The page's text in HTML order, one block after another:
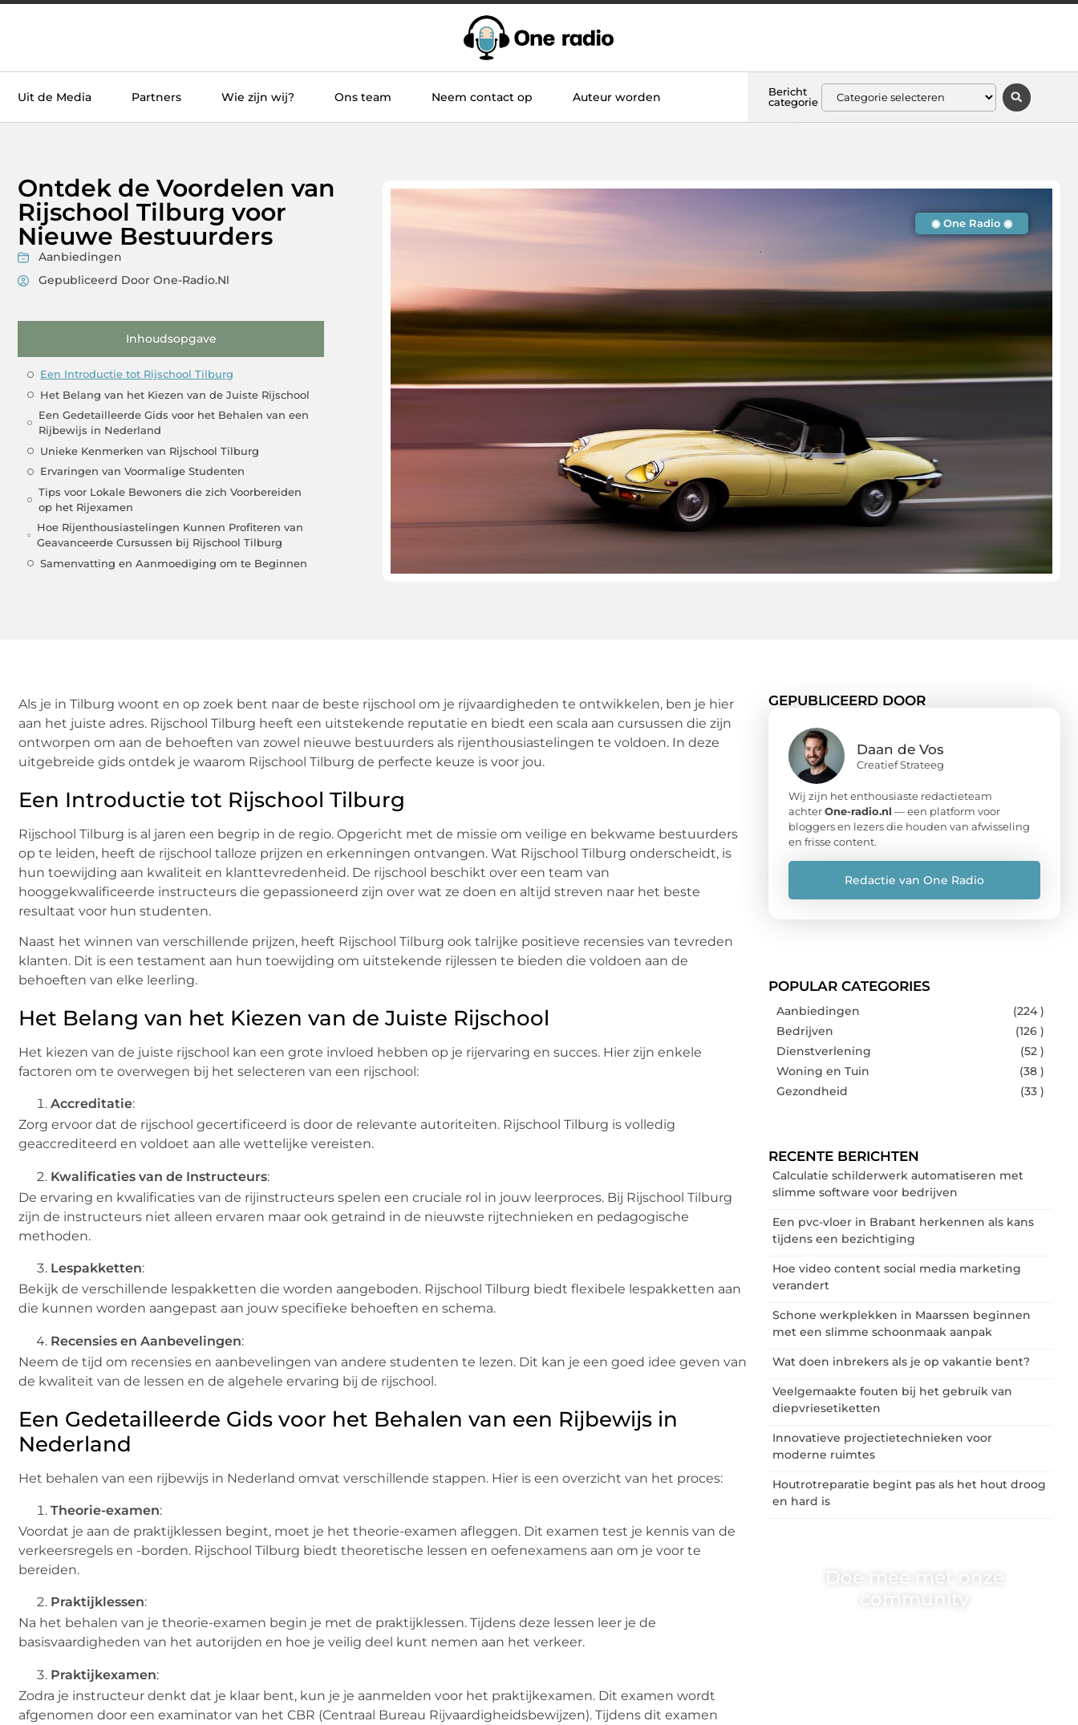
Uit de Media Partners Wie zijn wij? Ons team Neem contact op Auteur worden
Bericht
categorie
Ontdek de Voordelen van
Rijschool Tilburg voor
Nieuwe Bestuurders
Aanbiedingen
Gepubliceerd Door One-Radio.nl
Inhoudsopgave
Een Introductie tot Rijschool Tilburg
Het Belang van het Kiezen van de Juiste Rijschool
Een Gedetailleerde Gids voor het Behalen van een
Rijbewijs in Nederland
Unieke Kenmerken van Rijschool Tilburg
Ervaringen van Voormalige Studenten
Tips voor Lokale Bewoners die zich Voorbereiden
op het Rijexamen
Hoe Rijenthousiastelingen Kunnen Profiteren van
Geavanceerde Cursussen bij Rijschool Tilburg
Samenvatting en Aanmoediging om te Beginnen
◉ One Radio ◉
Als je in Tilburg woont en op zoek bent naar de beste rijschool om je rijvaardigheden te ontwikkelen, ben je hier
aan het juiste adres. Rijschool Tilburg heeft een uitstekende reputatie en biedt een scala aan cursussen die zijn
ontworpen om aan de behoeften van zowel nieuwe bestuurders als rijenthousiastelingen te voldoen. In deze
uitgebreide gids ontdek je waarom Rijschool Tilburg de perfecte keuze is voor jou.
Een Introductie tot Rijschool Tilburg
Rijschool Tilburg is al jaren een begrip in de regio. Opgericht met de missie om veilige en bekwame bestuurders
op te leiden, heeft de rijschool talloze prijzen en erkenningen ontvangen. Wat Rijschool Tilburg onderscheidt, is
hun toewijding aan kwaliteit en klanttevredenheid. De rijschool beschikt over een team van
hooggekwalificeerde instructeurs die gepassioneerd zijn over wat ze doen en altijd streven naar het beste
resultaat voor hun studenten.
Naast het winnen van verschillende prijzen, heeft Rijschool Tilburg ook talrijke positieve recensies van tevreden
klanten. Dit is een testament aan hun toewijding om uitstekende rijlessen te bieden die voldoen aan de
behoeften van elke leerling.
Het Belang van het Kiezen van de Juiste Rijschool
Het kiezen van de juiste rijschool kan een grote invloed hebben op je rijervaring en succes. Hier zijn enkele
factoren om te overwegen bij het selecteren van een rijschool:
Accreditatie:
Zorg ervoor dat de rijschool gecertificeerd is door de relevante autoriteiten. Rijschool Tilburg is volledig
geaccrediteerd en voldoet aan alle wettelijke vereisten.
Kwalificaties van de Instructeurs:
De ervaring en kwalificaties van de rijinstructeurs spelen een cruciale rol in jouw leerproces. Bij Rijschool Tilburg
zijn de instructeurs niet alleen ervaren maar ook getraind in de nieuwste rijtechnieken en pedagogische
methoden.
Lespakketten:
Bekijk de verschillende lespakketten die worden aangeboden. Rijschool Tilburg biedt flexibele lespakketten aan
die kunnen worden aangepast aan jouw specifieke behoeften en schema.
Recensies en Aanbevelingen:
Neem de tijd om recensies en aanbevelingen van andere studenten te lezen. Dit kan je een goed idee geven van
de kwaliteit van de lessen en de algehele ervaring bij de rijschool.
Een Gedetailleerde Gids voor het Behalen van een Rijbewijs in
Nederland
Het behalen van een rijbewijs in Nederland omvat verschillende stappen. Hier is een overzicht van het proces:
Theorie-examen:
Voordat je aan de praktijklessen begint, moet je het theorie-examen afleggen. Dit examen test je kennis van de
verkeersregels en -borden. Rijschool Tilburg biedt theoretische lessen en oefenexamens aan om je voor te
bereiden.
Praktijklessen:
Na het behalen van je theorie-examen begin je met de praktijklessen. Tijdens deze lessen leer je de
basisvaardigheden van het autorijden en hoe je veilig deel kunt nemen aan het verkeer.
Praktijkexamen:
Zodra je instructeur denkt dat je klaar bent, kun je je aanmelden voor het praktijkexamen. Dit examen wordt
afgenomen door een examinator van het CBR (Centraal Bureau Rijvaardigheidsbewijzen). Tijdens dit examen
GEPUBLICEERD DOOR
Daan de Vos
Creatief Strateeg
Wij zijn het enthousiaste redactieteam
achterOne-radio.nl — een platform voor
bloggers en lezers die houden van afwisseling
en frisse content.
Redactie van One Radio
POPULAR CATEGORIES
Aanbiedingen
(224 )
Bedrijven
(126 )
Dienstverlening
(52 )
Woning en Tuin
(38 )
Gezondheid
(33 )
RECENTE BERICHTEN
Calculatie schilderwerk automatiseren met
slimme software voor bedrijven
Een pvc-vloer in Brabant herkennen als kans
tijdens een bezichtiging
Hoe video content social media marketing
verandert
Schone werkplekken in Maarssen beginnen
met een slimme schoonmaak aanpak
Wat doen inbrekers als je op vakantie bent?
Veelgemaakte fouten bij het gebruik van
diepvriesetiketten
Innovatieve projectietechnieken voor
moderne ruimtes
Houtrotreparatie begint pas als het hout droog
en hard is
Doe mee met onze
community